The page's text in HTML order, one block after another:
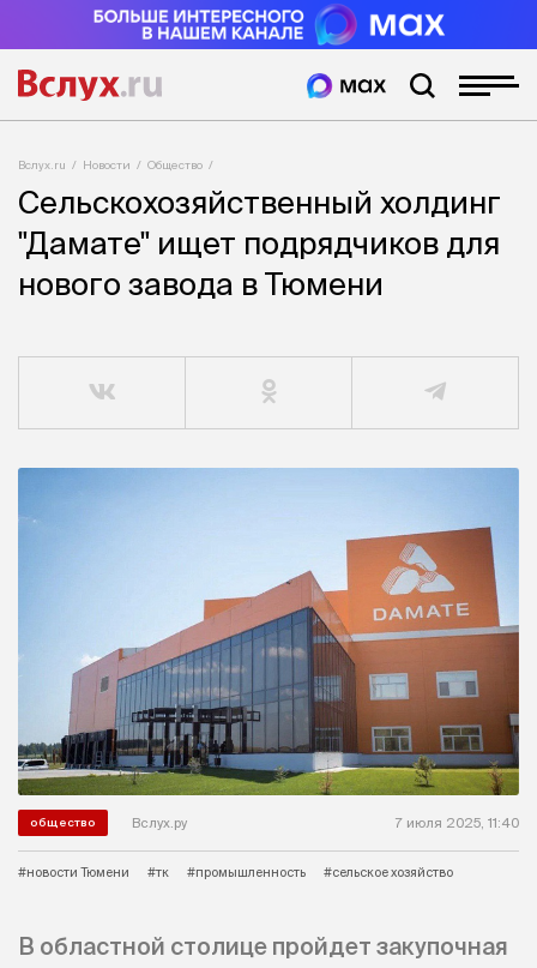
Вслух.ru Новости Общество
Сельскохозяйственный холдинг
"Дамате" ищет подрядчиков для
нового завода в Тюмени
общество Вслух.ру 7 июля 2025, 11:40
#новости Тюмени #тк #промышленность #сельское хозяйство
В областной столице пройдет закупочная